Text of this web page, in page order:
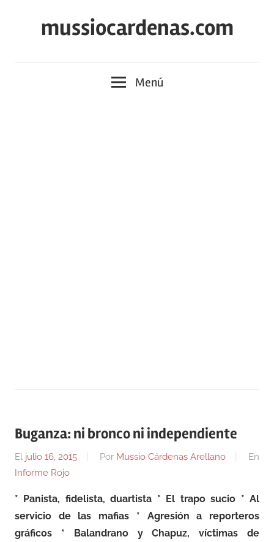
mussiocardenas.com
Menú
Buganza: ni bronco ni independiente
El julio 16, 2015 Por Mussio Cárdenas Arellano
En
Informe Rojo
* Panista, fidelista, duartista * El trapo sucio * Al
servicio de las mafias * Agresión a reporteros
gráficos * Balandrano y Chapuz, víctimas de